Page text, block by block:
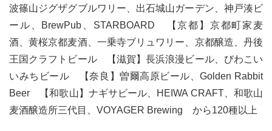
波篠山ジグザグブルワリー、出石城山ガーデン、神戸湊ビ
ール、BrewPub、STARBOARD 【京都】京都町家麦
酒、黄桜京都麦酒、一乗寺ブリュワリー、京都醸造、丹後
王国クラフトビール 【滋賀】長浜浪漫ビール、びわこい
いみちビール 【奈良】曽爾高原ビール、Golden Rabbit
Beer 【和歌山】ナギサビール、HEIWA CRAFT、和歌山
麦酒醸造所三代目、VOYAGER Brewing から120種以上